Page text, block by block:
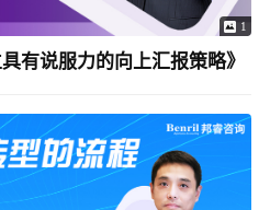
1
有说服力的向上汇报策略》